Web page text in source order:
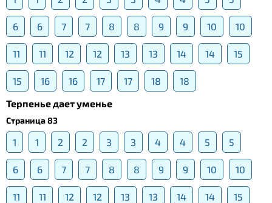
6 6 7 7 8 8 9 9 10 10
11 11 12 12 13 13 14 14 15
15 16 16 17 17 18
18
Терпенье дает уменье
Страница 83
1 1 2 2 3 3 4 4 5 5
6 6 7 7 8 8 9 9 10 10
11 11 12 12 13 13 14 14 15